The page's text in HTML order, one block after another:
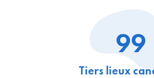
99
Tiers lieux